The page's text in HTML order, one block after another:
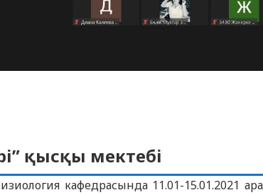
қысқы мектебі
кафедрасында 11.01-15.01.2021